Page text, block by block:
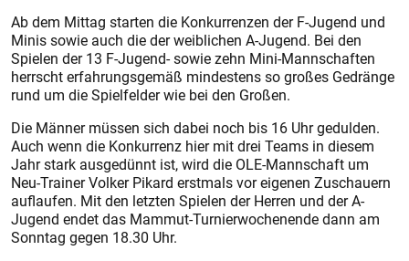
Ab dem Mittag starten die Konkurrenzen der F-Jugend und
Minis sowie auch die der weiblichen A-Jugend. Bei den
Spielen der 13 F-Jugend- sowie zehn Mini-Mannschaften
herrscht erfahrungsgemäß mindestens so großes Gedränge
rund um die Spielfelder wie bei den Großen.
Die Männer müssen sich dabei noch bis 16 Uhr gedulden.
Auch wenn die Konkurrenz hier mit drei Teams in diesem
Jahr stark ausgedünnt ist, wird die OLE-Mannschaft um
Neu-Trainer Volker Pikard erstmals vor eigenen Zuschauern
auflaufen. Mit den letzten Spielen der Herren und der A-
Jugend endet das Mammut-Turnierwochenende dann am
Sonntag gegen 18.30 Uhr.